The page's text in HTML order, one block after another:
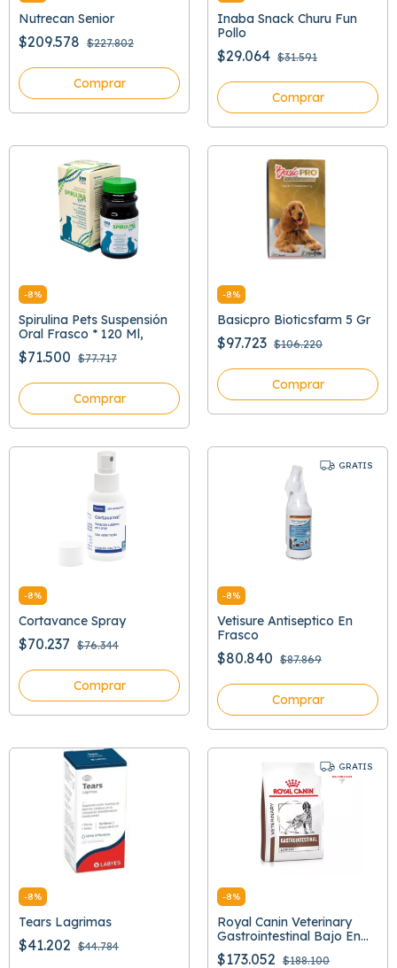
Nutrecan Senior
$209.578 $227.802
Comprar
Inaba Snack Churu Fun
Pollo
$29.064 $31.591
Comprar
-8%
Spirulina Pets Suspensión
Oral Frasco * 120 Ml,
$71.500 $77.717
Comprar
-8%
Basicpro Bioticsfarm 5 Gr
$97.723 $106.220
Comprar
-8%
Cortavance Spray
$70.237 $76.344
Comprar
GRATIS
-8%
Vetisure Antiseptico En
Frasco
$80.840 $87.869
Comprar
-8%
Tears Lagrimas
$41.202 $44.784
GRATIS
-8%
Royal Canin Veterinary
Gastrointestinal Bajo En
Grasa
$173.052 $188.100